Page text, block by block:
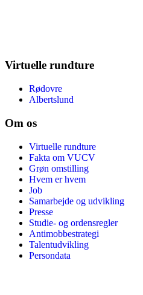
Virtuelle rundture
Rødovre
Albertslund
Om os
Virtuelle rundture
Fakta om VUCV
Grøn omstilling
Hvem er hvem
Job
Samarbejde og udvikling
Presse
Studie- og ordensregler
Antimobbestrategi
Talentudvikling
Persondata